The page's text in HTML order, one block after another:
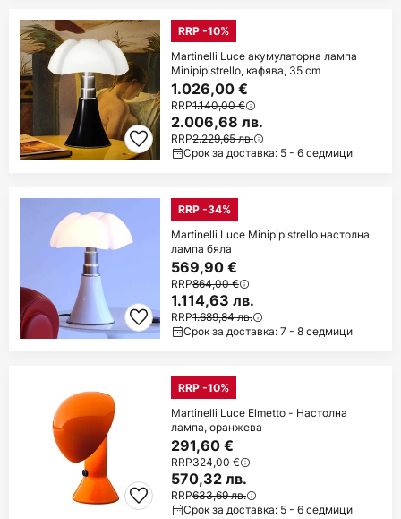
RRP -10%
Martinelli Luce акумулаторна лампа
Minipipistrello, кафява, 35 cm
1.026,00 €
RRP1.140,00 €
2.006,68 лв.
RRP2.229,65 лв.
Срок за доставка: 5 - 6 седмици
RRP -34%
Martinelli Luce Minipipistrello настолна
лампа бяла
569,90 €
RRP864,00 €
1.114,63 лв.
RRP1.689,84 лв.
Срок за доставка: 7 - 8 седмици
RRP -10%
Martinelli Luce Elmetto - Настолна
лампа, оранжева
291,60 €
RRP324,00 €
570,32 лв.
RRP633,69 лв.
Срок за доставка: 5 - 6 седмици